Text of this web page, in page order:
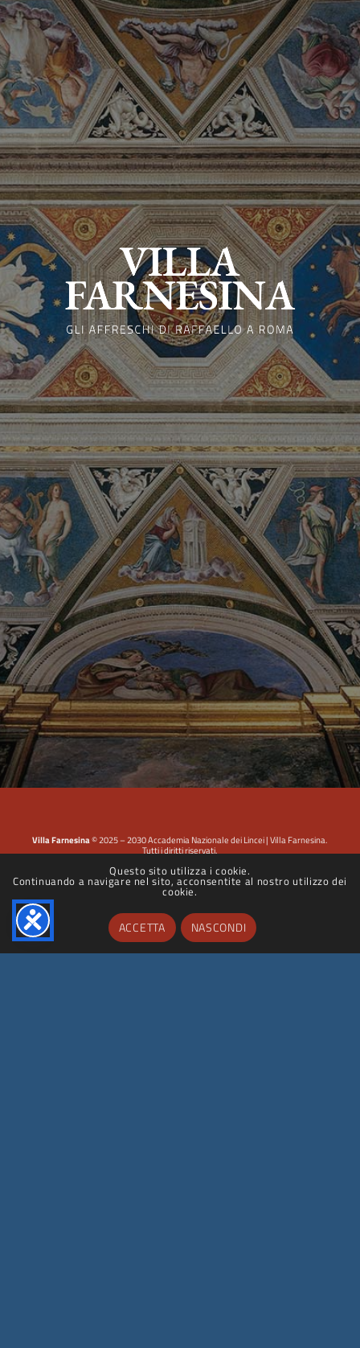
Villa Farnesina© 2025 – 2030 Accademia Nazionale dei Lincei | Villa Farnesina.
Tutti i diritti riservati.
Privacy Policy|Cookie Policy |Dichiarazione di accessibilità
Questo sito utilizza i cookie.
Continuando a navigare nel sito, acconsentite al nostro utilizzo dei
cookie.
ACCETTA NASCONDI